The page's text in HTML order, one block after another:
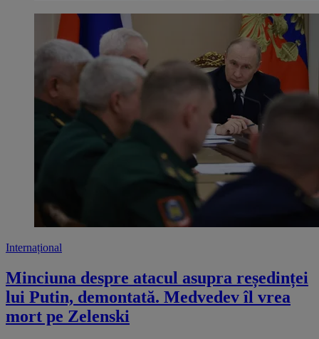
Internațional
Minciuna despre atacul asupra reședinței
lui Putin, demontată. Medvedev îl vrea
mort pe Zelenski